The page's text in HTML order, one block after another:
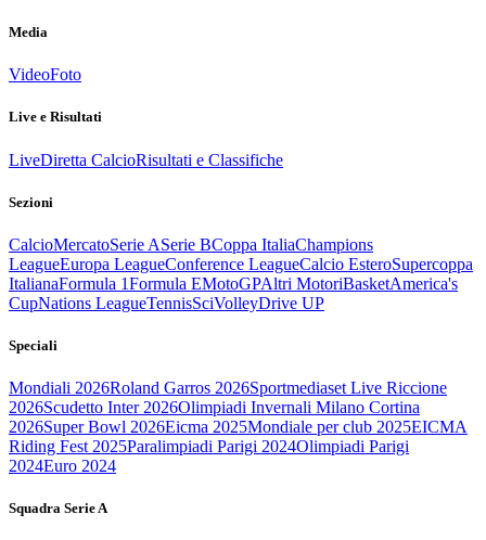
Media
VideoFoto
Live e Risultati
LiveDiretta CalcioRisultati e Classifiche
Sezioni
CalcioMercatoSerie ASerie BCoppa ItaliaChampions
LeagueEuropa LeagueConference LeagueCalcio EsteroSupercoppa
ItalianaFormula 1Formula EMotoGPAltri MotoriBasketAmerica's
CupNations LeagueTennisSciVolleyDrive UP
Speciali
Mondiali 2026Roland Garros 2026Sportmediaset Live Riccione
2026Scudetto Inter 2026Olimpiadi Invernali Milano Cortina
2026Super Bowl 2026Eicma 2025Mondiale per club 2025EICMA
Riding Fest 2025Paralimpiadi Parigi 2024Olimpiadi Parigi
2024Euro 2024
Squadra Serie A